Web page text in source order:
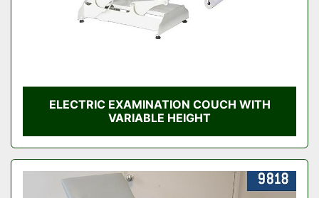
ELECTRIC EXAMINATION COUCH WITH
VARIABLE HEIGHT